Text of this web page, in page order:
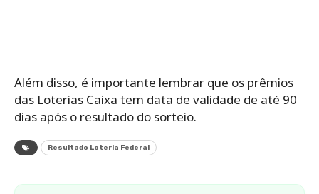
Além disso, é importante lembrar que os prêmios
das Loterias Caixa tem data de validade de até 90
dias após o resultado do sorteio.
Resultado Loteria Federal